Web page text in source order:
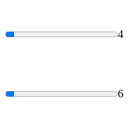
4
6